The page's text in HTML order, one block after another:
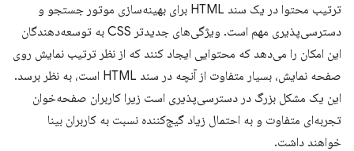
ترتیب محتوا در یک سند HTML برای بهینه‌سازی موتور جستجو و
دسترسی‌پذیری مهم است. ویژگی‌های جدیدتر CSS به توسعه‌دهندگان
این امکان را می‌دهد که محتوایی ایجاد کنند که از نظر ترتیب نمایش روی
صفحه نمایش، بسیار متفاوت از آنچه در سند HTML است، به نظر برسد.
این یک مشکل بزرگ در دسترسی‌پذیری است زیرا کاربران صفحه‌خوان
تجربه‌ای متفاوت و به احتمال زیاد گیج‌کننده نسبت به کاربران بینا
خواهند داشت.